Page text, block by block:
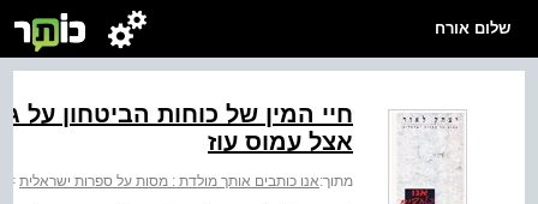
שלום אורח
חיי המין של כוחות הביטחון על
אצל עמוס עוז
מתוך:אנו כותבים אותך מולדת : מסות על ספרות ישראלית >